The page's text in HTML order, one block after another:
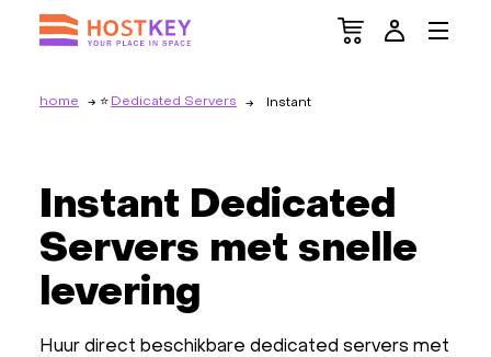
home Dedicated Servers Instant
Instant Dedicated
Servers met snelle
levering
Huur direct beschikbare dedicated servers met